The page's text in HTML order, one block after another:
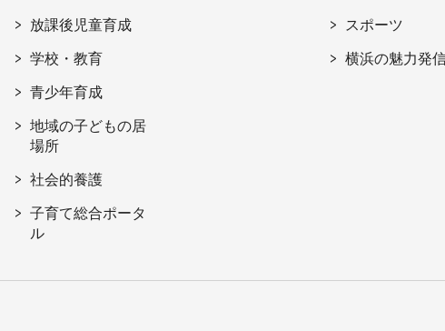
放課後児童育成
学校・教育
青少年育成
地域の子どもの居
場所
社会的養護
子育て総合ポータ
ル
スポーツ
横浜の魅力発